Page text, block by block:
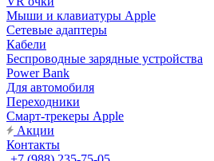
Мыши и клавиатуры Apple
Сетевые адаптеры
Кабели
Беспроводные зарядные устройства
Power Bank
Для автомобиля
Переходники
Смарт-трекеры Apple
Акции
Контакты